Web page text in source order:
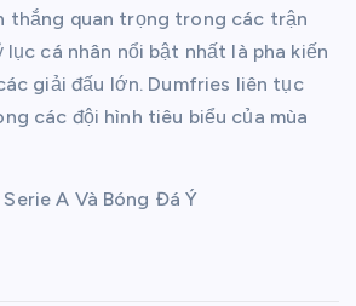
thắng quan trọng trong các trận
lục cá nhân nổi bật nhất là pha kiến
giải đấu lớn. Dumfries liên tục
các đội hình tiêu biểu của mùa
A Và Bóng Đá Ý